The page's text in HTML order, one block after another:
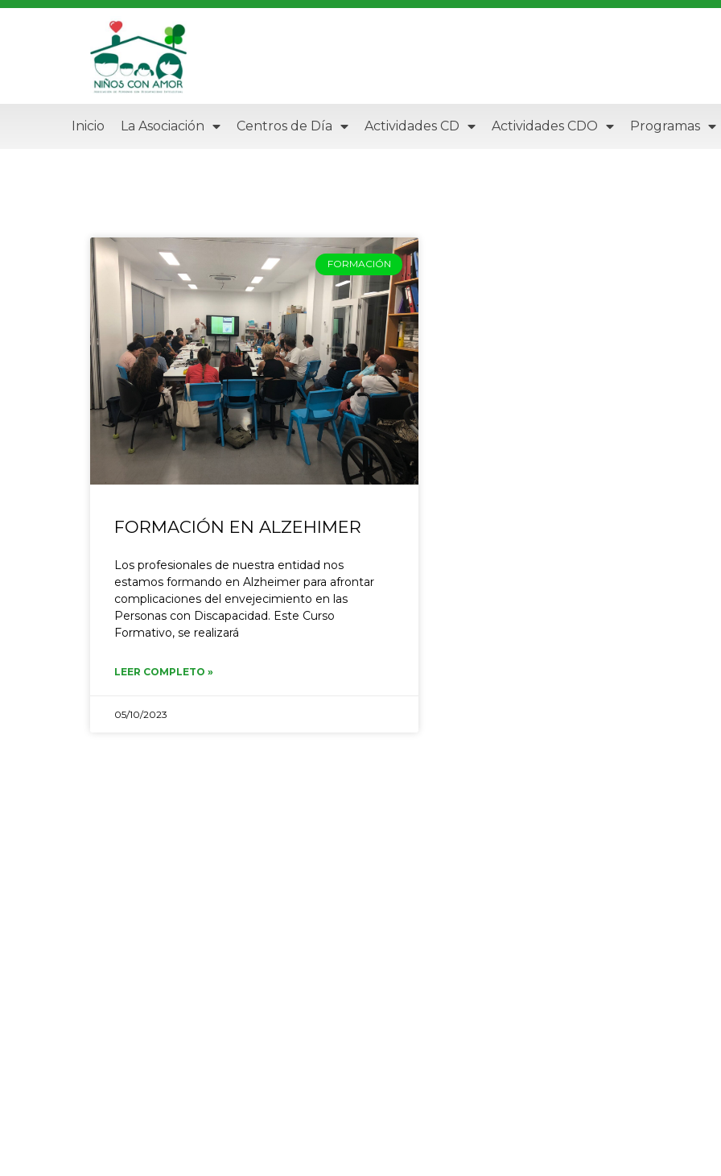
Inicio La Asociación Centros de Día Actividades CD Actividades CDO Programas
FORMACIÓN
FORMACIÓN EN ALZEHIMER
Los profesionales de nuestra entidad nos
estamos formando en Alzheimer para afrontar
complicaciones del envejecimiento en las
Personas con Discapacidad. Este Curso
Formativo, se realizará
LEER COMPLETO »
05/10/2023